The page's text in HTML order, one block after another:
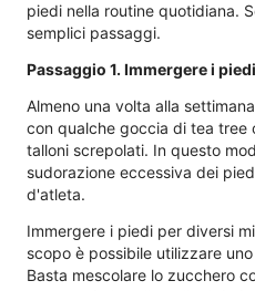
piedi nella routine quotidiana.
semplici passaggi.
Passaggio 1. Immergere i
Almeno una volta alla
con qualche goccia di tea tree
talloni screpolati. In questo
sudorazione eccessiva dei
d'atleta.
Immergere i piedi per diversi
scopo è possibile utilizzare
Basta mescolare lo zucchero